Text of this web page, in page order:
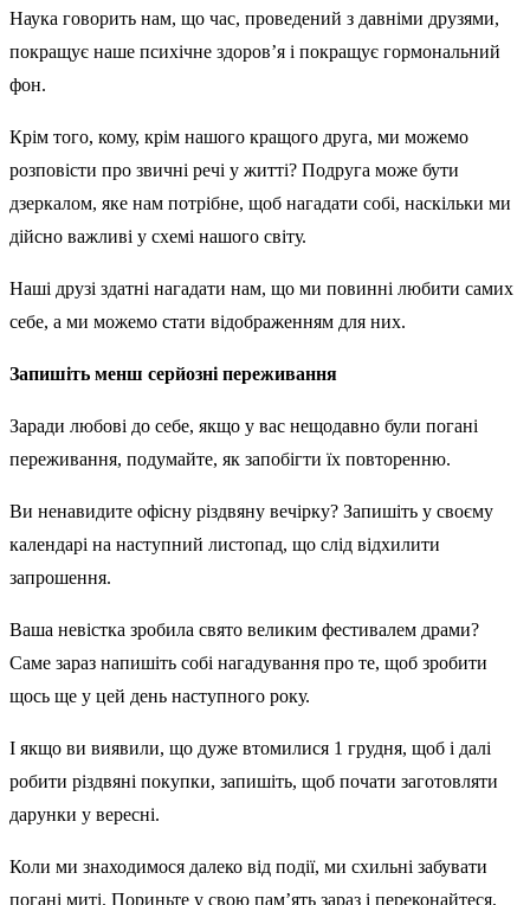
Наука говорить нам, що час, проведений з давніми друзями,
покращує наше психічне здоров’я і покращує гормональний
фон.
Крім того, кому, крім нашого кращого друга, ми можемо
розповісти про звичні речі у житті? Подруга може бути
дзеркалом, яке нам потрібне, щоб нагадати собі, наскільки ми
дійсно важливі у схемі нашого світу.
Наші друзі здатні нагадати нам, що ми повинні любити самих
себе, а ми можемо стати відображенням для них.
Запишіть менш серйозні переживання
Заради любові до себе, якщо у вас нещодавно були погані
переживання, подумайте, як запобігти їх повторенню.
Ви ненавидите офісну різдвяну вечірку? Запишіть у своєму
календарі на наступний листопад, що слід відхилити
запрошення.
Ваша невістка зробила свято великим фестивалем драми?
Саме зараз напишіть собі нагадування про те, щоб зробити
щось ще у цей день наступного року.
І якщо ви виявили, що дуже втомилися 1 грудня, щоб і далі
робити різдвяні покупки, запишіть, щоб почати заготовляти
дарунки у вересні.
Коли ми знаходимося далеко від події, ми схильні забувати
погані миті. Пориньте у свою пам’ять зараз і переконайтеся,